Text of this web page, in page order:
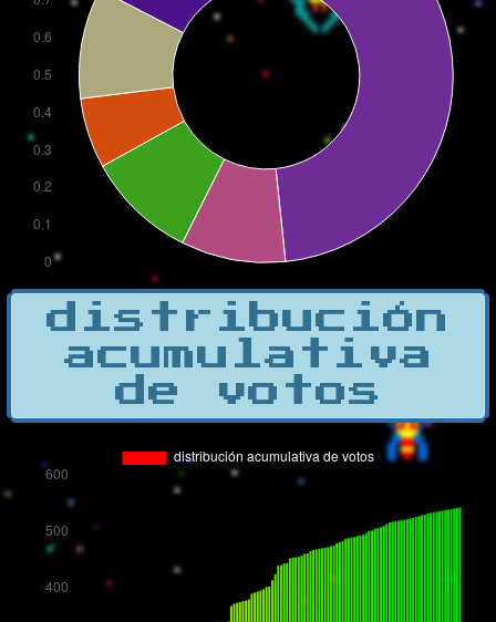
distribución
acumulativa
de votos